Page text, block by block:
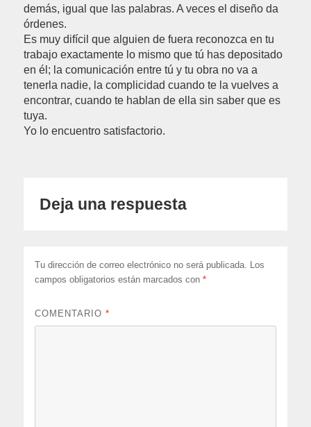
demás, igual que las palabras. A veces el diseño da
órdenes.
Es muy difícil que alguien de fuera reconozca en tu
trabajo exactamente lo mismo que tú has depositado
en él; la comunicación entre tú y tu obra no va a
tenerla nadie, la complicidad cuando te la vuelves a
encontrar, cuando te hablan de ella sin saber que es
tuya.
Yo lo encuentro satisfactorio.
Deja una respuesta
Tu dirección de correo electrónico no será publicada.
Los
campos obligatorios están marcados con*
COMENTARIO*